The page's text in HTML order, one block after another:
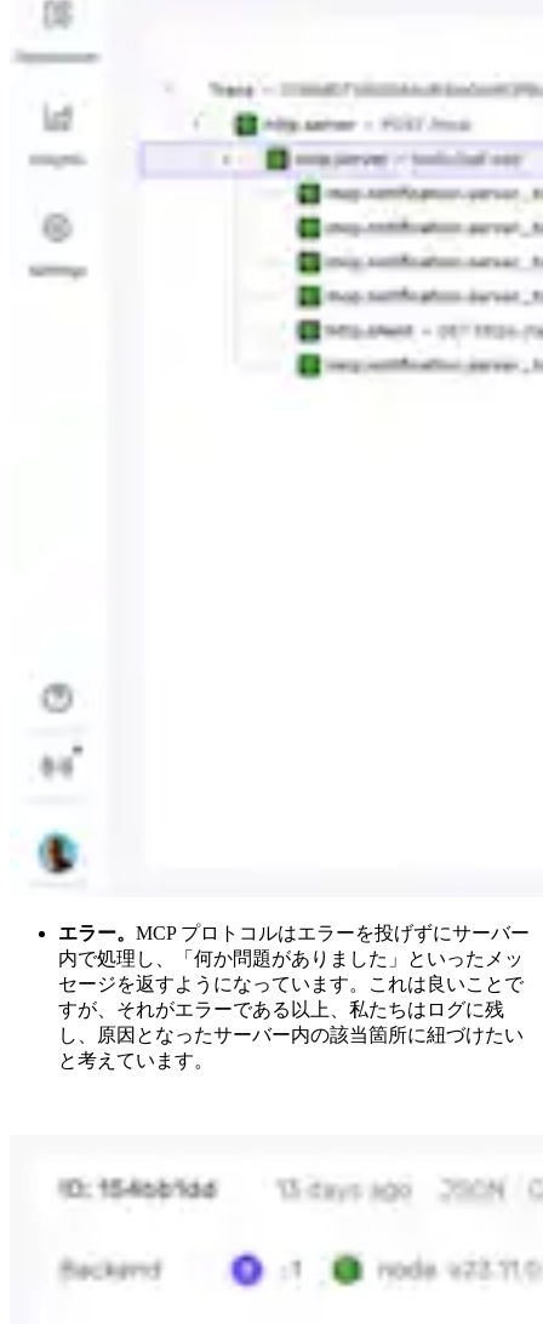
エラー。 MCP プロトコルはエラーを投げずにサーバー
内で処理し、「何か問題がありました」といったメッ
セージを返すようになっています。これは良いことで
すが、それがエラーである以上、私たちはログに残
し、原因となったサーバー内の該当箇所に紐づけたい
と考えています。